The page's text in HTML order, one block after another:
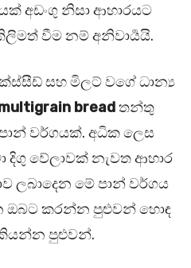
අඩංගු නිසා ආහාරයට
වීම නම් අනිවාර්‍යයි.
සහ මිලට් වගේ ධාන්‍ය
breadතන්තු
වර්ගයක්. අධික ලෙස
දිගු වේලාවක් නැවත ආහාර
ලබාදෙන මේ පාන් වර්ගය
ඔබට කරන්න පුළුවන් හොඳ
පුළුවන්.